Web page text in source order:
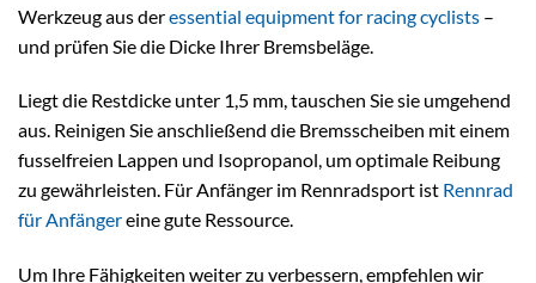
Werkzeug aus deressential equipment for racing cyclists –
und prüfen Sie die Dicke Ihrer Bremsbeläge.
Liegt die Restdicke unter 1,5 mm, tauschen Sie sie umgehend
aus. Reinigen Sie anschließend die Bremsscheiben mit einem
fusselfreien Lappen und Isopropanol, um optimale Reibung
zu gewährleisten. Für Anfänger im Rennradsport ist Rennrad
für Anfängereine gute Ressource.
Um Ihre Fähigkeiten weiter zu verbessern, empfehlen wir